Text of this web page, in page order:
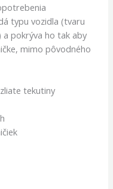
typu vozidla (tvaru
pokrýva ho tak aby
mimo pôvodného
tekutiny